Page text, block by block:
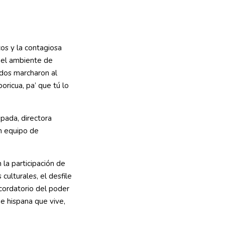
y la contagiosa
ambiente de
marcharon al
pa’ que tú lo
directora
equipo de
la participación de
culturales, el desfile
del poder
hispana que vive,